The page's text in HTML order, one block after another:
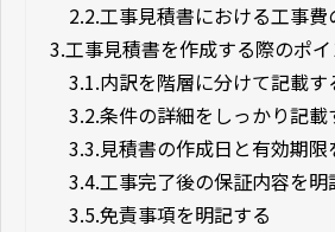
2.2.工事見積書における工事費
3.工事見積書を作成する際のポイ
3.1.内訳を階層に分けて記載す
3.2.条件の詳細をしっかり記載
3.3.見積書の作成日と有効期限
3.4.工事完了後の保証内容を明
3.5.免責事項を明記する